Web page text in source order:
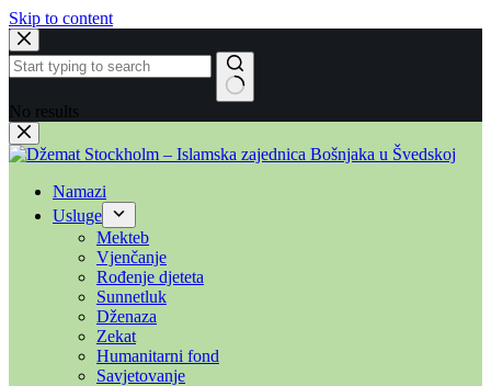
Skip to content
No results
Namazi
Usluge
Mekteb
Vjenčanje
Rođenje djeteta
Sunnetluk
Dženaza
Zekat
Humanitarni fond
Savjetovanje